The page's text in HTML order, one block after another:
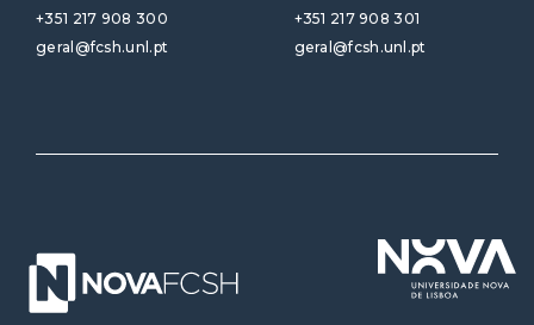
+351 217 908 300
geral@fcsh.unl.pt
+351 217 908 301
geral@fcsh.unl.pt